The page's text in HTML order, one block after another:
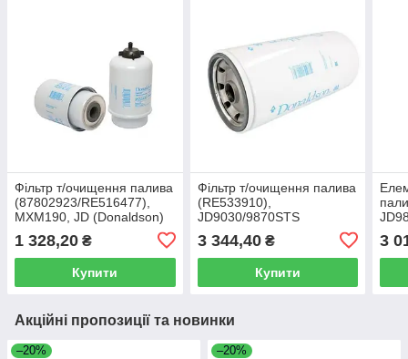
Фільтр т/очищення палива
(87802923/RE516477),
MXM190, JD (Donaldson)
1 328,20 ₴
Купити
Фільтр т/очищення палива
(RE533910),
JD9030/9870STS
3 344,40₴
Купити
3
Акційні пропозиції та новинки
–20% –20%